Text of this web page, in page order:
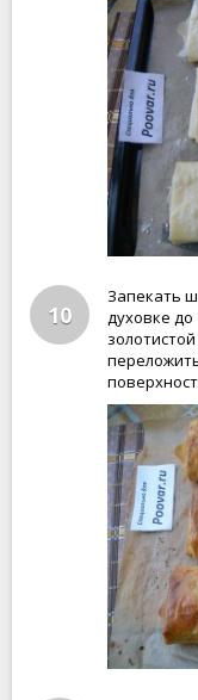
10
Запекать
духовке до